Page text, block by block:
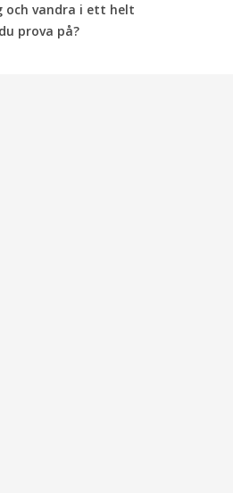
och vandra i ett helt
prova på?